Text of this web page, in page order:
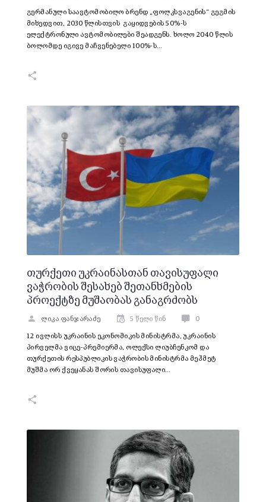
გერმანული საავტომობილო ბრენდ „ფოლკსვაგენის“ გეგმის
მიხედვით, 2030 წლისთვის გაყიდვების 50%-ს
ელექტრონული ავტომობილები შეადგენს. ხოლო 2040 წლის
ბოლომდე იგივე მაჩვენებელი 100%-ს…
თურქეთი უკრაინასთან თავისუფალი
ვაჭრობის შესახებ შეთანხმების
პროექტზე მუშაობას განაგრძობს
ლიკა ფანჯარაძე 5 წელი წინ 0
12 ივლისს უკრაინის ეკონომიკის მინისტრმა, უკრაინის
პირველმა ვიცე-პრემიერმა, ოლექსი ლიუბჩენკომ და
თურქეთის რესპუბლიკის ვაჭრობის მინისტრმა მეჰმეტ
მუშმა ორ ქვეყანას შორის თავისუფალი…